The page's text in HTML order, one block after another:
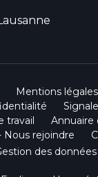
Mentions légales
travail
Annuaire
Nous rejoindre
des données